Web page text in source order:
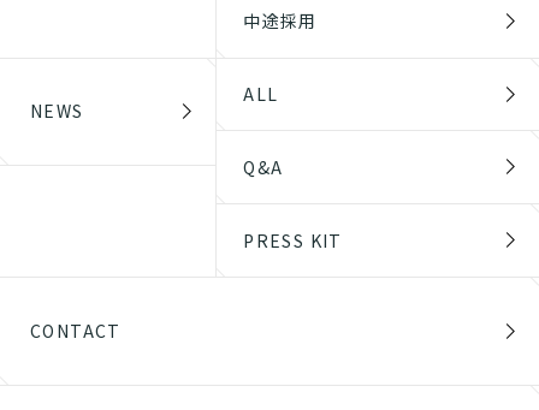
中途採用
NEWS
ALL
Q&A
PRESS KIT
CONTACT